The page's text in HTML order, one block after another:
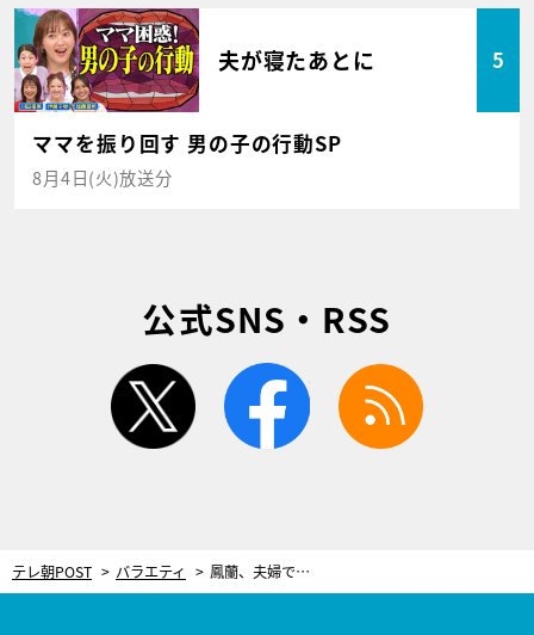
夫が寝たあとに 5
ママを振り回す 男の子の行動SP
8月4日(火)放送分
公式SNS・RSS
twitter facebook
テレ朝POST バラエティ 鳳蘭、夫婦で協力する次女の育児に「時代が変わった」 自身は疲れすぎて階段を転げ落ちたことも